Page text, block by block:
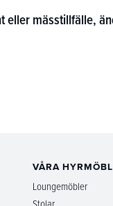
eller mässtillfälle,
VÅRA
Loungemöbler